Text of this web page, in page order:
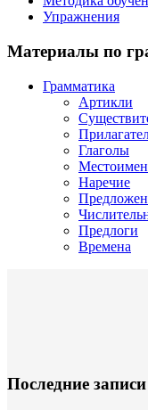
Упражнения
Материалы по
Грамматика
Артикли
Глаголы
Наречие
Предлоги
Времена
Последние записи